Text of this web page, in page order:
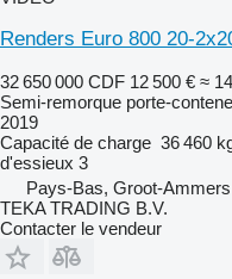
Renders Euro 800 20-
32 650 000 CDF 12 500 € ≈
Semi-remorque porte-
2019
Capacité de charge 36 460
d'essieux 3
Pays-Bas, Groot-Ammers
TEKA TRADING B.V.
Contacter le vendeur